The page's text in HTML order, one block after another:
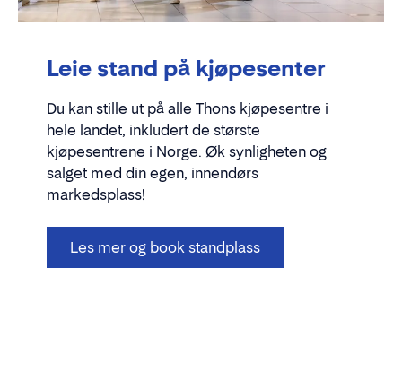
Leie stand på kjøpesenter
Du kan stille ut på alle Thons kjøpesentre i
hele landet, inkludert de største
kjøpesentrene i Norge. Øk synligheten og
salget med din egen, innendørs
markedsplass!
Les mer og book standplass